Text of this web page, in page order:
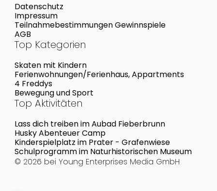
Datenschutz
Impressum
Teilnahmebestimmungen Gewinnspiele
AGB
Top Kategorien
Skaten mit Kindern
Ferienwohnungen/Ferienhaus, Appartments
4 Freddys
Bewegung und Sport
Top Aktivitäten
Lass dich treiben im Aubad Fieberbrunn
Husky Abenteuer Camp
Kinderspielplatz im Prater - Grafenwiese
Schulprogramm im Naturhistorischen Museum
© 2026 bei Young Enterprises Media GmbH